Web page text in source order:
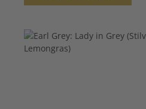
Bildergalerie überspringen